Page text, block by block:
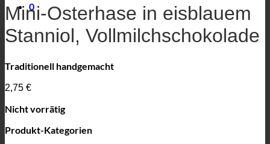
0
Mini-Osterhase in eisblauem
Stanniol, Vollmilchschokolade
Traditionell handgemacht
2,75 €
Nicht vorrätig
Produkt-Kategorien